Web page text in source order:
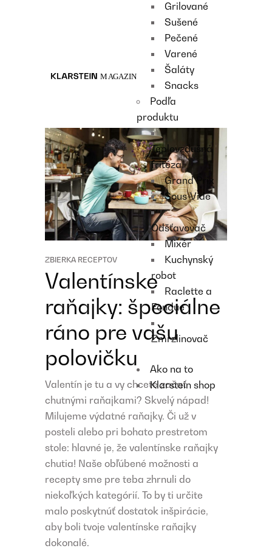
Grilované
Sušené
Pečené
Varené
Šaláty
Snacks
Podľa
produktu
Teplovzdušná
fritéza
Grand Prix
Sous-Vide
Odšťavovač
Mixér
Kuchynský
robot
Raclette a
Fondue
Zmrzlinovač
Ako na to
Klarstein shop
ZBIERKA RECEPTOV
Valentínske
raňajky: špeciálne
ráno pre vašu
polovičku
Valentín je tu a vy chcete začať
chutnými raňajkami? Skvelý nápad!
Milujeme výdatné raňajky. Či už v
posteli alebo pri bohato prestretom
stole: hlavné je, že valentínske raňajky
chutia! Naše obľúbené možnosti a
recepty sme pre teba zhrnuli do
niekoľkých kategórií. To by ti určite
malo poskytnúť dostatok inšpirácie,
aby boli tvoje valentínske raňajky
dokonalé.